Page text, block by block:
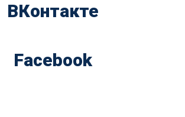
ВКонтакте
Facebook